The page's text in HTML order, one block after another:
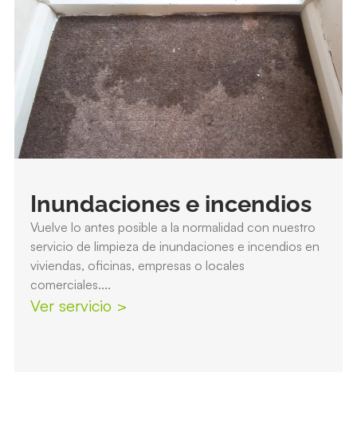
Inundaciones e incendios
Vuelve lo antes posible a la normalidad con nuestro
servicio de limpieza de inundaciones e incendios en
viviendas, oficinas, empresas o locales
comerciales....
Ver servicio >